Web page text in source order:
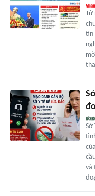
Từ
tin
Sở
và